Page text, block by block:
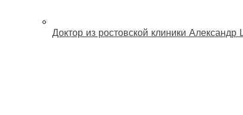
Доктор из ростовской клиники